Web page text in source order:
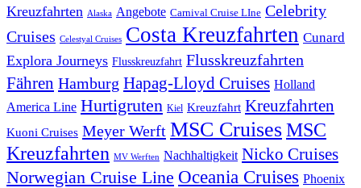
Kreuzfahrten
Alaska Angebote Carnival Cruise LIne Celebrity
Cruises Celestyal Cruises Costa Kreuzfahrten Cunard
Explora Journeys Flusskreuzfahrt Flusskreuzfahrten
Fähren Hamburg Hapag-Lloyd Cruises Holland
America Line Hurtigruten Kiel Kreuzfahrt Kreuzfahrten
Kuoni Cruises Meyer Werft MSC CruisesMSC
Kreuzfahrten MV Werften Nachhaltigkeit Nicko Cruises
Norwegian Cruise Line Oceania Cruises Phoenix